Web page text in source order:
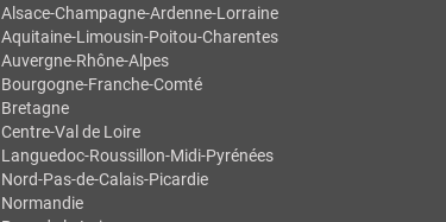
Alsace-Champagne-Ardenne-Lorraine
Aquitaine-Limousin-Poitou-Charentes
Auvergne-Rhône-Alpes
Bourgogne-Franche-Comté
Bretagne
Centre-Val de Loire
Languedoc-Roussillon-Midi-Pyrénées
Nord-Pas-de-Calais-Picardie
Normandie